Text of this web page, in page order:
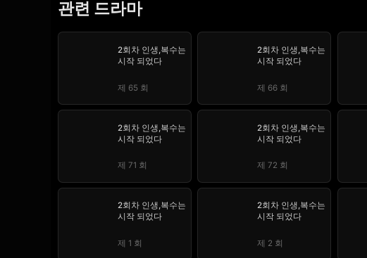
관련 드라마
2회차 인생,복수는
시작 되었다
제 65 회
2회차 인생,복수는
시작 되었다
제 66 회
2회차 인생,복수는
시작 되었다
제 71 회
2회차 인생,복수는
시작 되었다
제 72 회
2회차 인생,복수는
시작 되었다
제 1 회
2회차 인생,복수는
시작 되었다
제 2 회